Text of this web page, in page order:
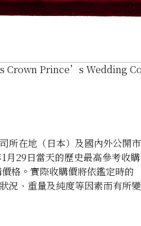
Crown Prince’s Wedding
所在地（日本）及國內外公開市
月29日當天的歷史最高參考收購
格。實際收購價將依鑑定時的
況、重量及純度等因素而有所變